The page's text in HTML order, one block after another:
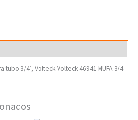
tubo 3/4′, Volteck Volteck 46941 MUFA-3/4